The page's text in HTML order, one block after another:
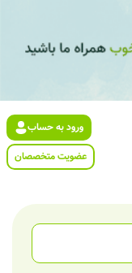
ورود به حساب
عضویت متخصصان